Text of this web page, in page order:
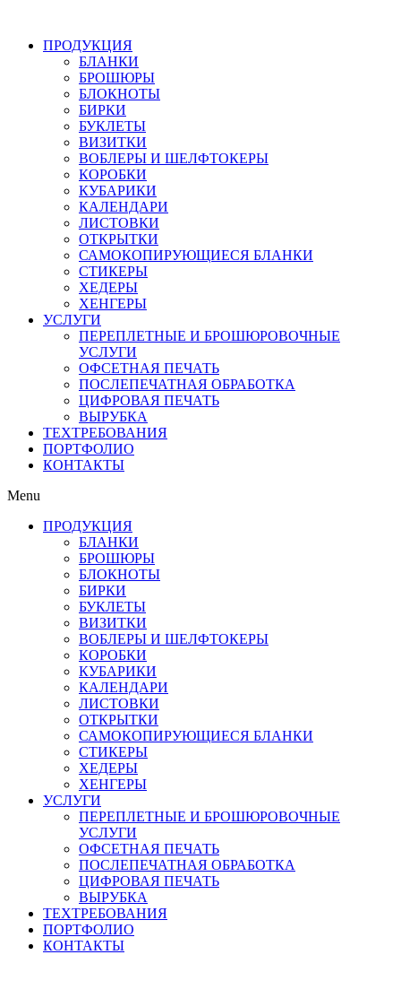
ПРОДУКЦИЯ
БЛАНКИ
БРОШЮРЫ
БЛОКНОТЫ
БИРКИ
БУКЛЕТЫ
ВИЗИТКИ
ВОБЛЕРЫ И ШЕЛФТОКЕРЫ
КОРОБКИ
КУБАРИКИ
КАЛЕНДАРИ
ЛИСТОВКИ
ОТКРЫТКИ
САМОКОПИРУЮЩИЕСЯ БЛАНКИ
СТИКЕРЫ
ХЕДЕРЫ
ХЕНГЕРЫ
УСЛУГИ
ПЕРЕПЛЕТНЫЕ И БРОШЮРОВОЧНЫЕ
УСЛУГИ
ОФСЕТНАЯ ПЕЧАТЬ
ПОСЛЕПЕЧАТНАЯ ОБРАБОТКА
ЦИФРОВАЯ ПЕЧАТЬ
ВЫРУБКА
ТЕХТРЕБОВАНИЯ
ПОРТФОЛИО
КОНТАКТЫ
Menu
ПРОДУКЦИЯ
БЛАНКИ
БРОШЮРЫ
БЛОКНОТЫ
БИРКИ
БУКЛЕТЫ
ВИЗИТКИ
ВОБЛЕРЫ И ШЕЛФТОКЕРЫ
КОРОБКИ
КУБАРИКИ
КАЛЕНДАРИ
ЛИСТОВКИ
ОТКРЫТКИ
САМОКОПИРУЮЩИЕСЯ БЛАНКИ
СТИКЕРЫ
ХЕДЕРЫ
ХЕНГЕРЫ
УСЛУГИ
ПЕРЕПЛЕТНЫЕ И БРОШЮРОВОЧНЫЕ
УСЛУГИ
ОФСЕТНАЯ ПЕЧАТЬ
ПОСЛЕПЕЧАТНАЯ ОБРАБОТКА
ЦИФРОВАЯ ПЕЧАТЬ
ВЫРУБКА
ТЕХТРЕБОВАНИЯ
ПОРТФОЛИО
КОНТАКТЫ